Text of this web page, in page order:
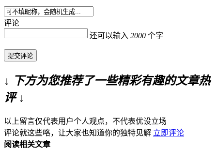
评论
还可以输入 2000 个字
提交评论
↓ 下方为您推荐了一些精彩有趣的文章热
评 ↓
以上留言仅代表用户个人观点，不代表优设立场
评论就这些咯，让大家也知道你的独特见解 立即评论
阅读相关文章